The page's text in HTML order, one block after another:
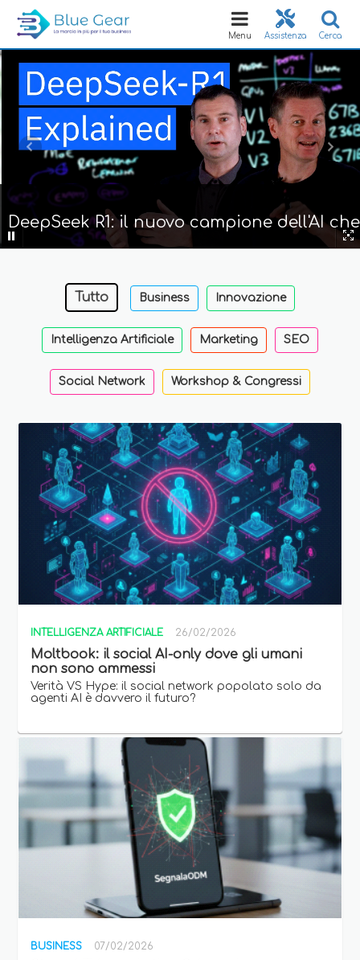
Cerca
Assistenza
Toggle
navigation
Menu
DeepSeek R1: il nuovo campione dell'AI che
Tutto Business Innovazione
Intelligenza Artificiale Marketing SEO
Social Network Workshop & Congressi
INTELLIGENZA ARTIFICIALE 26/02/2026
Moltbook: il social AI-only dove gli umani
non sono ammessi
Verità VS Hype: il social network popolato solo da
agenti AI è davvero il futuro?
BUSINESS 07/02/2026